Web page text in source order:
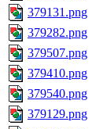
379131.png
379282.png
379507.png
379410.png
379540.png
379129.png